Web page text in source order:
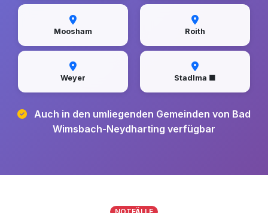
Moosham Roith
Weyer Stadlma ■
Auch in den umliegenden Gemeinden von Bad
Wimsbach-Neydharting verfügbar